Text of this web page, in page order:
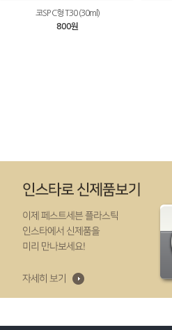
코SP C형 T30 (30ml)
800원